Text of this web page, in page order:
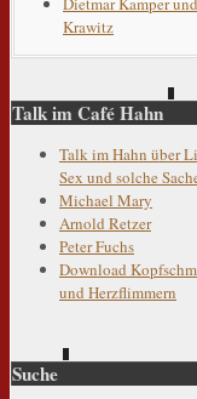
Krawitz
Talk im Café Hahn
Talk im Hahn über
Sex und solche
Michael Mary
Arnold Retzer
Peter Fuchs
Download
und Herzflimmern
Suche